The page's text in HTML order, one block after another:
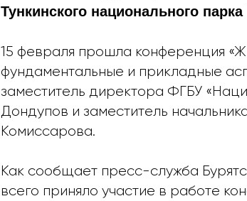
Тункинского национального
15 февраля прошла конференция
фундаментальные и прикладные
заместитель директора ФГБУ
Дондупов и заместитель
Комиссарова.
Как сообщает пресс-служба
всего приняло участие в работе